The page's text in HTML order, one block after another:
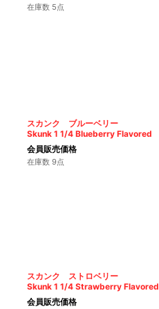
在庫数 5点
スカンク ブルーベリー
Skunk 1 1/4 Blueberry Flavored
会員販売価格
在庫数 9点
スカンク ストロベリー
Skunk 1 1/4 Strawberry Flavored
会員販売価格